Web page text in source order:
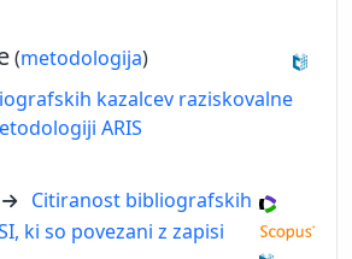
(metodologija)
kazalcev raziskovalne
ARIS
Citiranost bibliografskih
ki so povezani z zapisi